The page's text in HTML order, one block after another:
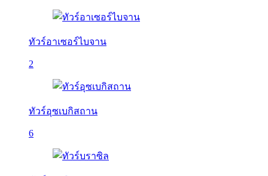
ทัวร์อาเซอร์ไบจาน
2
ทัวร์อุซเบกิสถาน
6